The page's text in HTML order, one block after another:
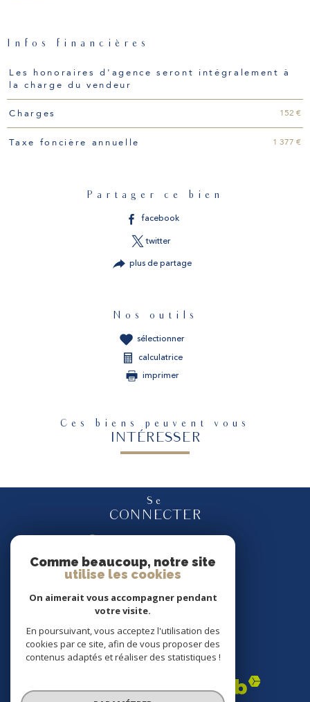
Infos financières
Caractéristiques Valeurs
Les honoraires d'agence seront intégralement à
la charge du vendeur
Charges 152 €
Taxe foncière annuelle 1 377 €
Partager ce bien
facebook
twitter
plus de partage
Nos outils
sélectionner
calculatrice
imprimer
Ces biens peuvent vous
INTÉRESSER
Se
CONNECTER
espace propriétaire
Nous
Nous
ADHÉRONS
Comme beaucoup, notre site
utilise les cookies
On aimerait vous accompagner pendant
votre visite.
En poursuivant, vous acceptez l'utilisation des
cookies par ce site, afin de vous proposer des
contenus adaptés et réaliser des statistiques !